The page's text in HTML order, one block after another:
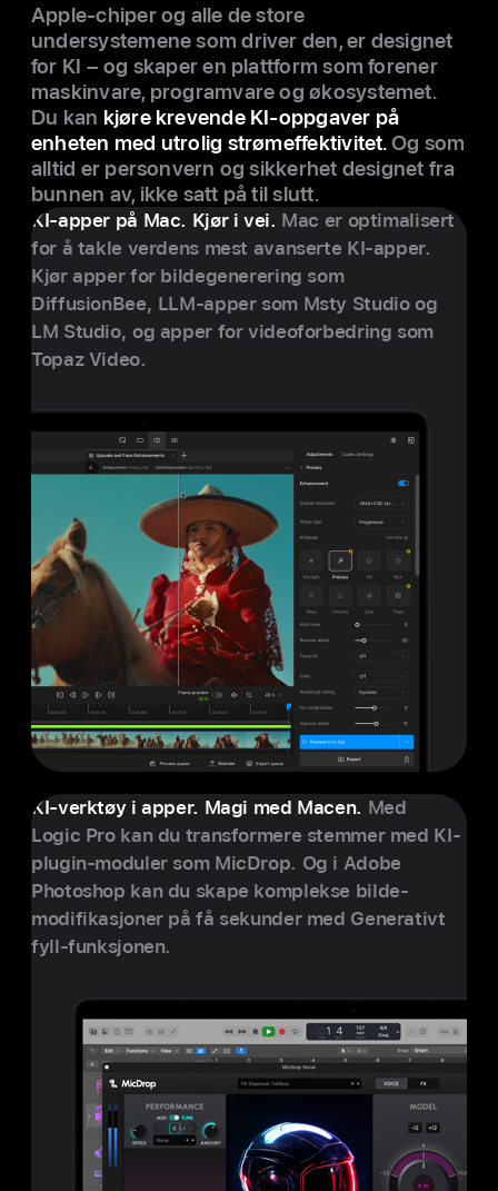
Apple-chiper og alle de store
undersystemene som driver den, er de­signet
for KI – og skaper en plattform som forener
maskin­vare, program­vare og økosyst­emet.
Du kan kjøre krevende KI-opp­gaver på
enheten med utrolig strøm­effektivitet.Og som
alltid er person­vern og sikkerhet de­signet fra
bunnen av, ikke satt på til slutt.
KI-apper på Mac. Kjør i vei. Mac er optimal­isert
for å takle verdens mest avanserte KI-apper.
Kjør apper for bilde­generering som
DiffusionBee, LLM-apper som Msty Studio og
LM Studio, og apper for video­forbedring som
Topaz Video.
KI-verk­tøy i apper. Magi med Macen. Med
Logic Pro kan du transformere stemmer med KI-
plugin-moduler som MicDrop. Og i Adobe
Photoshop kan du skape kom­plekse bilde­
modifikasjoner på få sekunder med Generativt
fyll-funk­sjonen.